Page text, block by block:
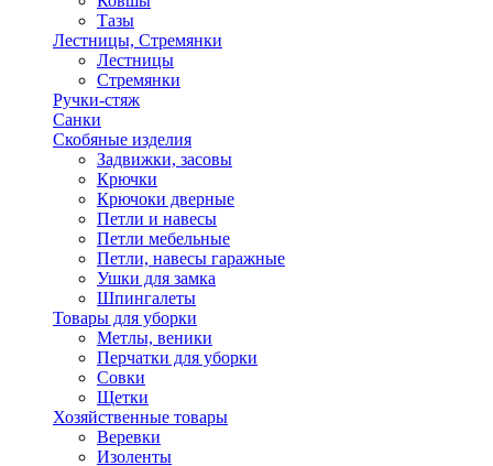
Тазы
Лестницы, Стремянки
Лестницы
Стремянки
Ручки-стяж
Санки
Скобяные изделия
Задвижки, засовы
Крючки
Крючоки дверные
Петли и навесы
Петли мебельные
Петли, навесы гаражные
Ушки для замка
Шпингалеты
Товары для уборки
Метлы, веники
Перчатки для уборки
Совки
Щетки
Хозяйственные товары
Веревки
Изоленты